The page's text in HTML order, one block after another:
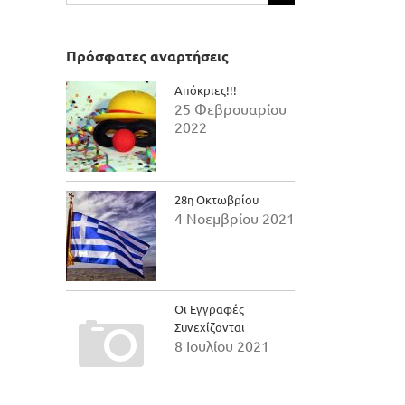
για:
Πρόσφατες αναρτήσεις
Απόκριες!!!
25 Φεβρουαρίου
2022
28η Οκτωβρίου
4 Νοεμβρίου 2021
Οι Εγγραφές
Συνεχίζονται
8 Ιουλίου 2021